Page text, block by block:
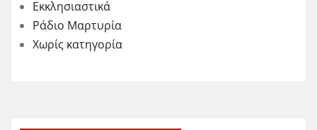
Εκκλησιαστικά
Ράδιο Μαρτυρία
Χωρίς κατηγορία